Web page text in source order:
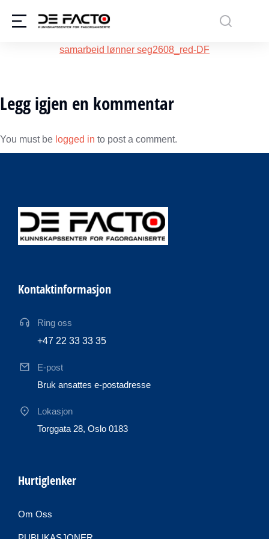
samarbeid lønner seg2608_red-DF
Legg igjen en kommentar
You must be logged in to post a comment.
Kontaktinformasjon
Ring oss
+47 22 33 33 35
E-post
Bruk ansattes e-postadresse
Lokasjon
Torggata 28, Oslo 0183
Hurtiglenker
Om Oss